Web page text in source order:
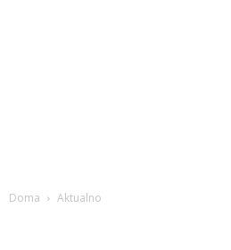
Doma Aktualno